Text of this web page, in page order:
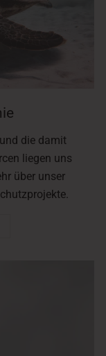
die damit
liegen uns
über unser